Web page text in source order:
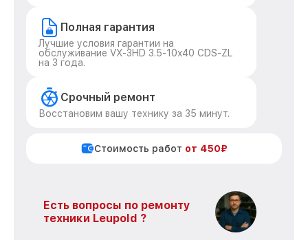
Полная гарантия
Лучшие условия гарантии на
обслуживание VX-3HD 3.5-10x40 CDS-ZL
на 3 года.
Срочный ремонт
Восстановим вашу технику за 35 минут.
Стоимость работ от 450₽
Есть вопросы по ремонту
техники Leupold ?